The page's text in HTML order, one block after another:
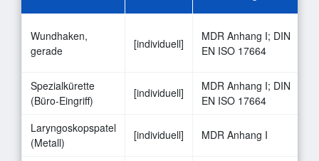
Wundhaken,
gerade
[individuell]
MDR Anhang I; DIN
EN ISO 17664
Spezialkürette
(Büro-Eingriff)
[individuell]
MDR Anhang I; DIN
EN ISO 17664
Laryngoskopspatel
(Metall)
[individuell] MDR Anhang I